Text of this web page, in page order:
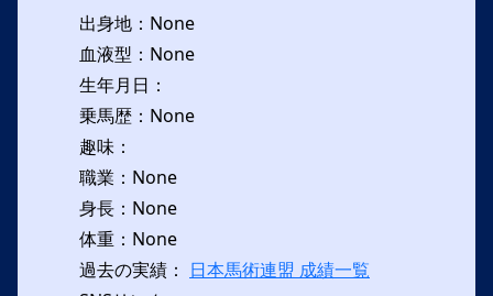
出身地：None
血液型：None
生年月日：
乗馬歴：None
趣味：
職業：None
身長：None
体重：None
過去の実績： 日本馬術連盟 成績一覧